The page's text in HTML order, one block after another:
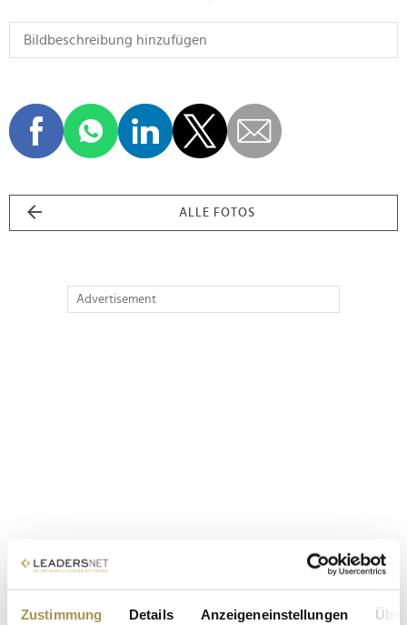
Zustimmung Details Anzeigeneinstellungen
ALLE FOTOS
Advertisement